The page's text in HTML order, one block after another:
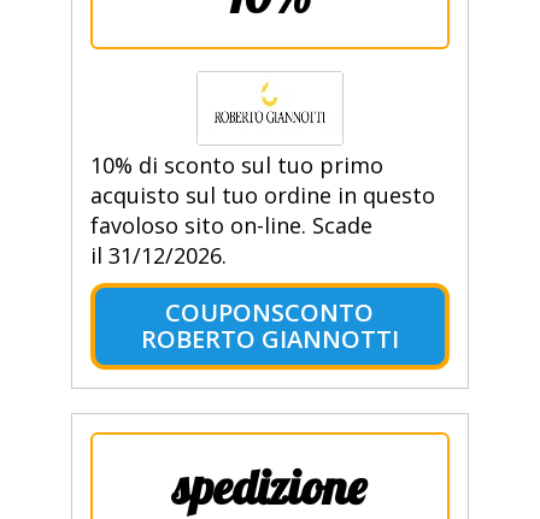
10% di sconto sul tuo primo
acquisto sul tuo ordine in questo
favoloso sito on-line. Scade
il 31/12/2026.
COUPONSCONTO
ROBERTO GIANNOTTI
spedizione